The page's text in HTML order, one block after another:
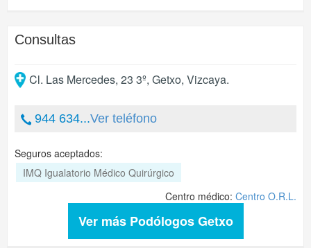
Consultas
Cl. Las Mercedes, 23 3º, Getxo, Vizcaya.
944 634...Ver teléfono
Seguros aceptados:
IMQ Igualatorio Médico Quirúrgico
Centro médico: Centro O.R.L.
Ver más Podólogos Getxo